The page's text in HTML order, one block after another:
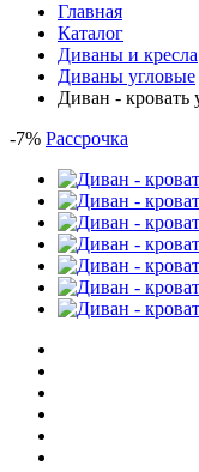
Главная
Каталог
Диваны и кресла
Диваны угловые
Диван - кровать
-7% Рассрочка